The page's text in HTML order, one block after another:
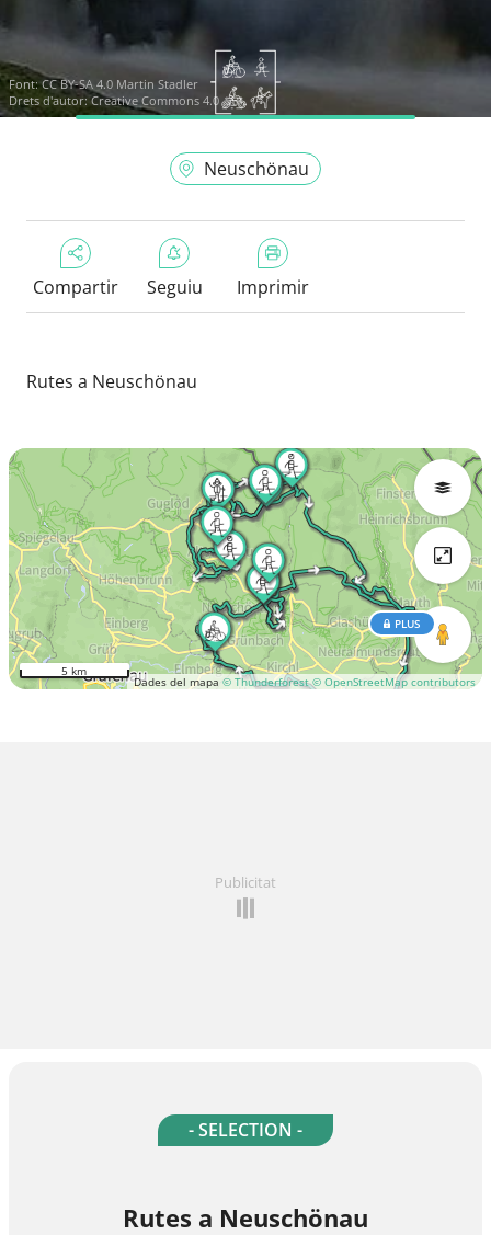
Font:CC BY-SA 4.0 Martin Stadler
Drets d'autor: Creative Commons 4.0
Neuschönau
Compartir Seguiu Imprimir
Rutes a Neuschönau
Dades del mapa © Thunderforest © OpenStreetMap contributors
PLUS
5 km
Publicitat
- SELECTION -
Rutes a Neuschönau